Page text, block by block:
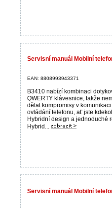
Servisní manuál Mobilní
EAN: 8808993943371
B3410 nabízí kombinaci
QWERTY klávesnice, takže
dělat kompromisy v komunikaci
ovládání telefonu, ať jste
Hybridní design a jednoduché
Hybrid...
Servisní manuál Mobilní